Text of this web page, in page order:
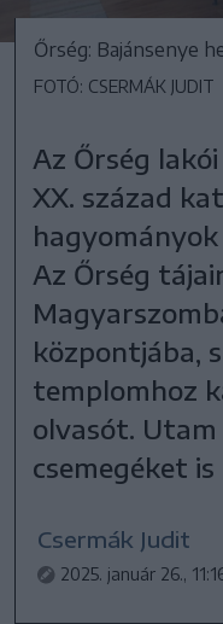
Őrség: Bajánsenye
FOTÓ: CSERMÁK JUDIT
Az Őrség
XX. század
Az Őrség
központjába,
templomhoz
olvasót.
csemegéket
Csermák Judit
2025. január 26.,